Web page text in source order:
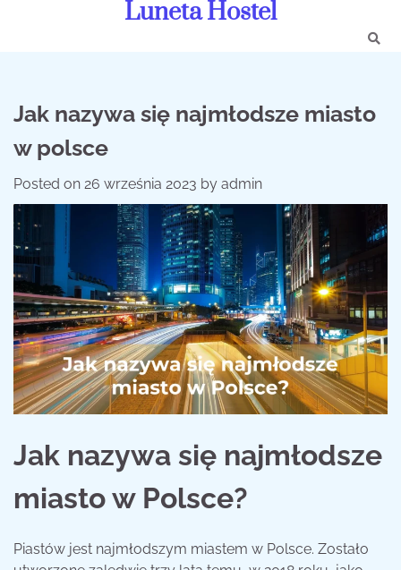
Luneta Hostel
Jak nazywa się najmłodsze miasto
w polsce
Posted on 26 września 2023 by admin
Jak nazywa się najmłodsze
miasto w Polsce?
Piastów jest najmłodszym miastem w Polsce. Zostało